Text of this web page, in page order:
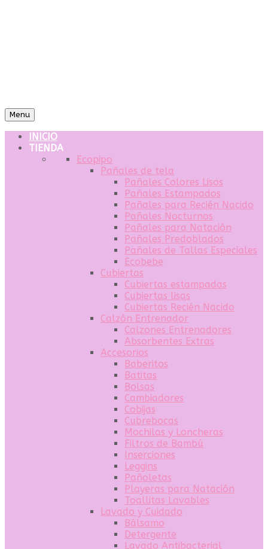
Menu
INICIO
TIENDA
Ecopipo
Pañales de tela
Pañales Colores Lisos
Pañales Estampados
Pañales para Recién Nacido
Pañales Nocturnos
Pañales para Natación
Pañales Predoblados
Pañales de Tallas Especiales
Ecobebe
Cubiertas
Cubiertas estampadas
Cubiertas lisas
Cubiertas Recién Nacido
Calzón Entrenador
Calzones Entrenadores
Absorbentes Extras
Accesorios
Baberitos
Batitas
Bolsas
Cambiadores
Cobijas
Cubrebocas
Mochilas y Loncheras
Filtros de Bambú
Inserciones
Leggins
Pañoletas
Playeras para Natación
Toallitas Lavables
Lavado y Cuidado
Bálsamo
Detergente
Lavado Antibacterial